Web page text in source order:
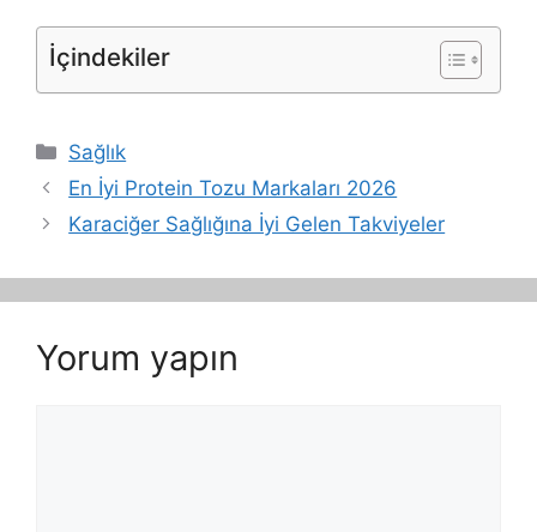
İçindekiler
Kategoriler
Sağlık
En İyi Protein Tozu Markaları 2026
Karaciğer Sağlığına İyi Gelen Takviyeler
Yorum yapın